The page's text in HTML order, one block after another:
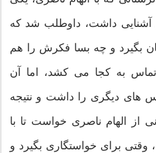
آشنایی داشت، داوطلب شد که
بگیرد و چه بسا فکرش را هم
به کجا می کشد، اما آن
های دیگری را داشت و نتیجه
از الهام ناصری خواست تا با
برای خواستگاری بگیرد و